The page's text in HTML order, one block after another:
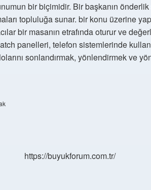
bir biçimidir. Bir başkanın önderlik
topluluğa sunar. bir konu üzerine
bir masanın etrafında oturur ve
panelleri, telefon sistemlerinde
sonlandırmak, yönlendirmek ve
https://buyukforum.com.tr/